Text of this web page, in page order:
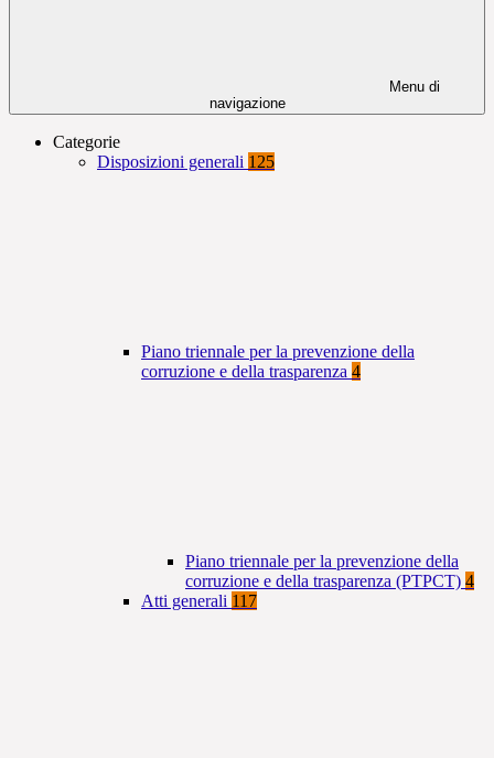
Menu di
navigazione
Categorie
Disposizioni generali 125
Piano triennale per la prevenzione della
corruzione e della trasparenza 4
Piano triennale per la prevenzione della
corruzione e della trasparenza (PTPCT) 4
Atti generali 117